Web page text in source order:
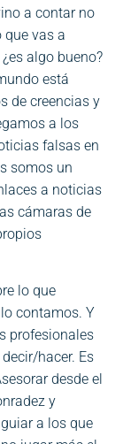
a contar no
que vas a
algo bueno?
está
de creencias y
a los
falsas en
somos un
a noticias
cámaras de
lo que
contamos. Y
profesionales
hacer. Es
desde el
y
a los que